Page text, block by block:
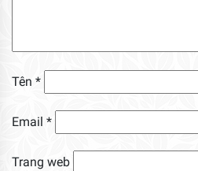
Tên *
Email *
Trang web